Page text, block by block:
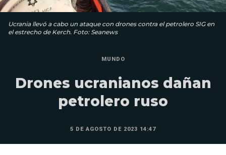
Ucrania llevó a cabo un ataque con drones contra el petrolero SIG en
el estrecho de Kerch. Foto: Seanews
MUNDO
Drones ucranianos dañan
petrolero ruso
5 DE AGOSTO DE 2023 14:47